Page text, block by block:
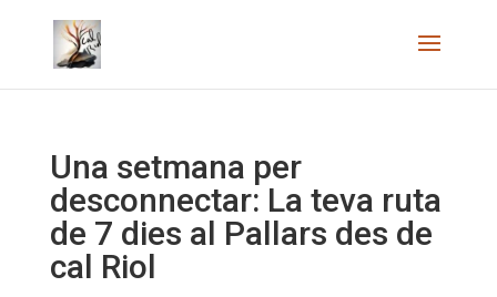
Una setmana per
desconnectar: La teva ruta
de 7 dies al Pallars des de
cal Riol